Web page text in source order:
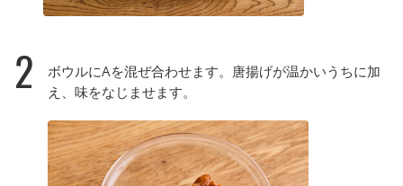
2
ボウルにAを混ぜ合わせます。唐揚げが温かいうちに加
え、味をなじませます。